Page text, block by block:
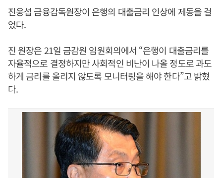
진웅섭 금융감독원장이 은행의 대출금리 인상에 제동을 걸
었다.
진 원장은 21일 금감원 임원회의에서 “은행이 대출금리를
자율적으로 결정하지만 사회적인 비난이 나올 정도로 과도
하게 금리를 올리지 않도록 모니터링을 해야 한다”고 밝혔
다.